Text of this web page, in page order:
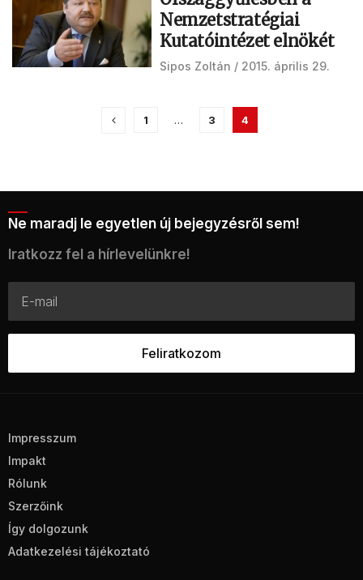
Nemzetstratégiai
Kutatóintézet elnökét
Sipos Zoltán 2015. április 29.
1 … 3 4
Ne maradj le egyetlen új bejegyzésről sem!
Iratkozz fel a hírlevelünkre!
Impresszum
Impakt
Rólunk
Szerzőink
Így dolgozunk
Adatkezelési tájékoztató